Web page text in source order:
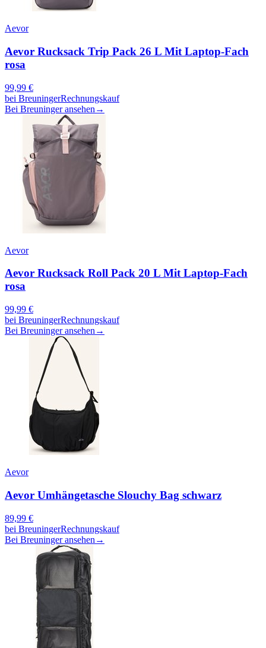
Aevor
Aevor Rucksack Trip Pack 26 L Mit Laptop-Fach
rosa
99,99 €
bei BreuningerRechnungskauf
Bei Breuninger ansehen →
Aevor
Aevor Rucksack Roll Pack 20 L Mit Laptop-Fach
rosa
99,99 €
bei BreuningerRechnungskauf
Bei Breuninger ansehen →
Aevor
Aevor Umhängetasche Slouchy Bag schwarz
89,99 €
bei BreuningerRechnungskauf
Bei Breuninger ansehen →